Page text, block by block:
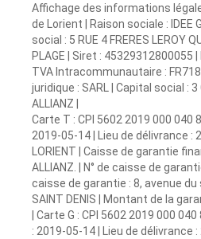
Affichage des informations
de Lorient | Raison sociale : IDEE
social : 5 RUE 4 FRERES LEROY
PLAGE | Siret : 45329312800055 |
TVA Intracommunautaire :
juridique : SARL | Capital social :
ALLIANZ |
Carte T : CPI 5602 2019 000 040
2019-05-14 | Lieu de délivrance :
LORIENT | Caisse de garantie
ALLIANZ. | N° de caisse de
caisse de garantie : 8, avenue
SAINT DENIS | Montant de la
| Carte G : CPI 5602 2019 000
: 2019-05-14 | Lieu de délivrance